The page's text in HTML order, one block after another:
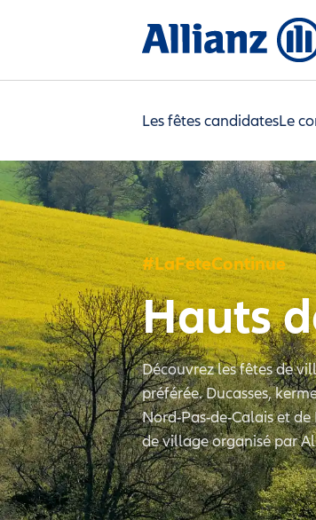
Les fêtes candidatesLe
#LaFeteContinue
Hauts
Découvrez les fêtes de
préférée. Ducasses,
Nord-Pas-de-Calais et
de village organisé par